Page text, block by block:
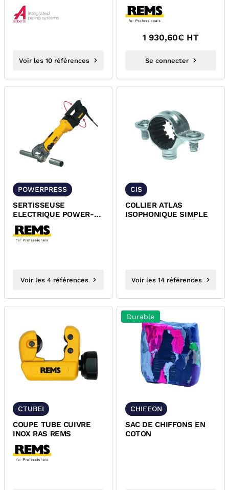
FEMELLE PROFIL V
SUDOPRESS
Voir les 10 références
HYDRAULIQUE AKKU-
PRESS 14V ACC REMS
571016 R220
1 930,60€ HT
Se connecter
POWERPRESS
SERTISSEUSE
ELECTRIQUE POWER-
PRESS REMS
Voir les 4 références
CIS
COLLIER ATLAS
ISOPHONIQUE SIMPLE
Voir les 14 références
CTUBEI
COUPE TUBE CUIVRE
INOX RAS REMS
Durable
CHIFFON
SAC DE CHIFFONS EN
COTON